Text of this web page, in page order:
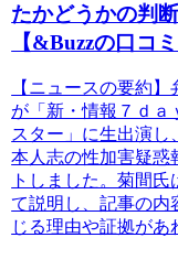
たかどうかの判
【&Buzzの口コ
【ニュースの要約
が「新・情報７ｄ
スター」に生出演し
本人志の性加害疑惑
トしました。菊間
て説明し、記事の内
じる理由や証拠があ